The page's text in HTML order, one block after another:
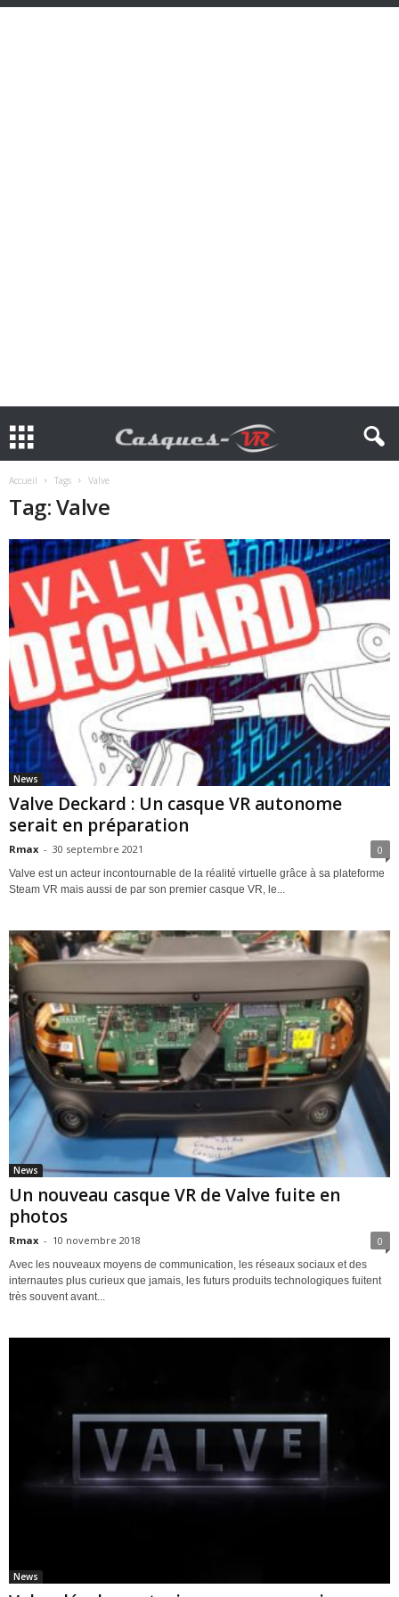
Accueil Tags Valve
Tag: Valve
News
Valve Deckard : Un casque VR autonome
serait en préparation
Rmax - 30 septembre 2021 0
Valve est un acteur incontournable de la réalité virtuelle grâce à sa plateforme
Steam VR mais aussi de par son premier casque VR, le...
News
Un nouveau casque VR de Valve fuite en
photos
Rmax - 10 novembre 2018 0
Avec les nouveaux moyens de communication, les réseaux sociaux et des
internautes plus curieux que jamais, les futurs produits technologiques fuitent
très souvent avant...
News